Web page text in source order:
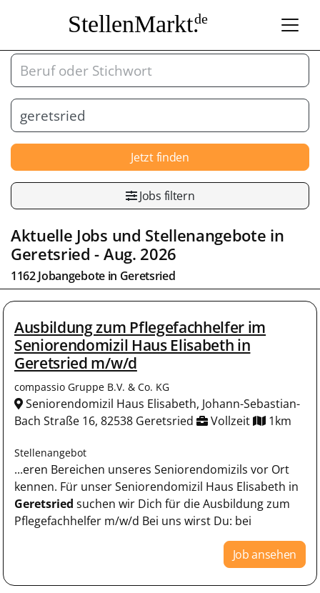
StellenMarkt.de
Jetzt finden
Jobs filtern
Aktuelle Jobs und Stellenangebote in
Geretsried - Aug. 2026
1162 Jobangebote in Geretsried
Ausbildung zum Pflegefachhelfer im
Seniorendomizil Haus Elisabeth in
Geretsried m/w/d
compassio Gruppe B.V. & Co. KG
Seniorendomizil Haus Elisabeth, Johann-Sebastian-
Bach Straße 16, 82538 Geretsried
Vollzeit 1km
Stellenangebot
...eren Bereichen unseres Seniorendomizils vor Ort
kennen. Für unser Seniorendomizil Haus Elisabeth in
Geretsried suchen wir Dich für die Ausbildung zum
Pflegefachhelfer m/w/d Bei uns wirst Du: bei
Job ansehen